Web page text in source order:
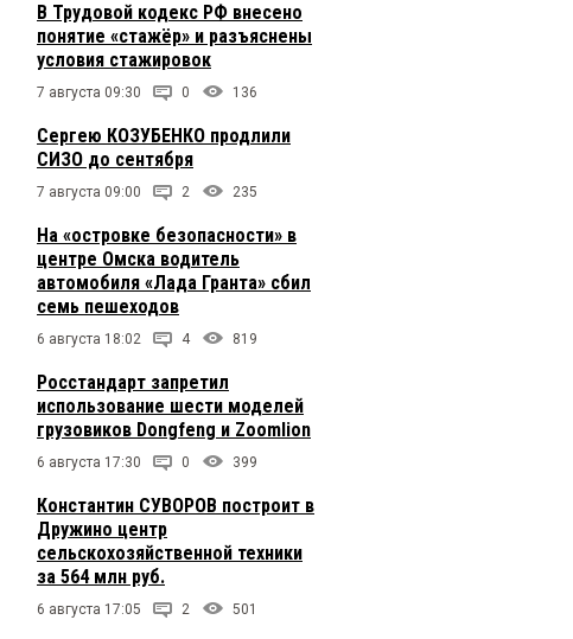
В Трудовой кодекс РФ внесено
понятие «стажёр» и разъяснены
условия стажировок
7 августа 09:30 0 136
Сергею КОЗУБЕНКО продлили
СИЗО до сентября
7 августа 09:00 2 235
На «островке безопасности» в
центре Омска водитель
автомобиля «Лада Гранта» сбил
семь пешеходов
6 августа 18:02 4 819
Росстандарт запретил
использование шести моделей
грузовиков Dongfeng и Zoomlion
6 августа 17:30 0 399
Константин СУВОРОВ построит в
Дружино центр
сельскохозяйственной техники
за 564 млн руб.
6 августа 17:05 2 501